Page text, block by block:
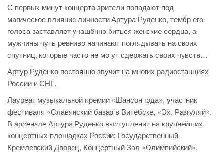
С первых минут концерта зрители попадают под
магическое влияние личности Артура Руденко, тембр его
голоса заставляет учащённо биться женские сердца, а
мужчины чуть ревниво начинают поглядывать на своих
спутниц, которые часто не могут сдержать своих чувств…
Артур Руденко постоянно звучит на многих радиостанциях
России и СНГ.
Лауреат музыкальной премии «Шансон года», участник
фестиваля «Славянский базар в Витебске, «Эх, Разгуляй».
В арсенале Артура Руденко выступления на крупнейших
концертных площадках России: Государственный
Кремлевский Дворец, Концертный Зал «Олимпийский».